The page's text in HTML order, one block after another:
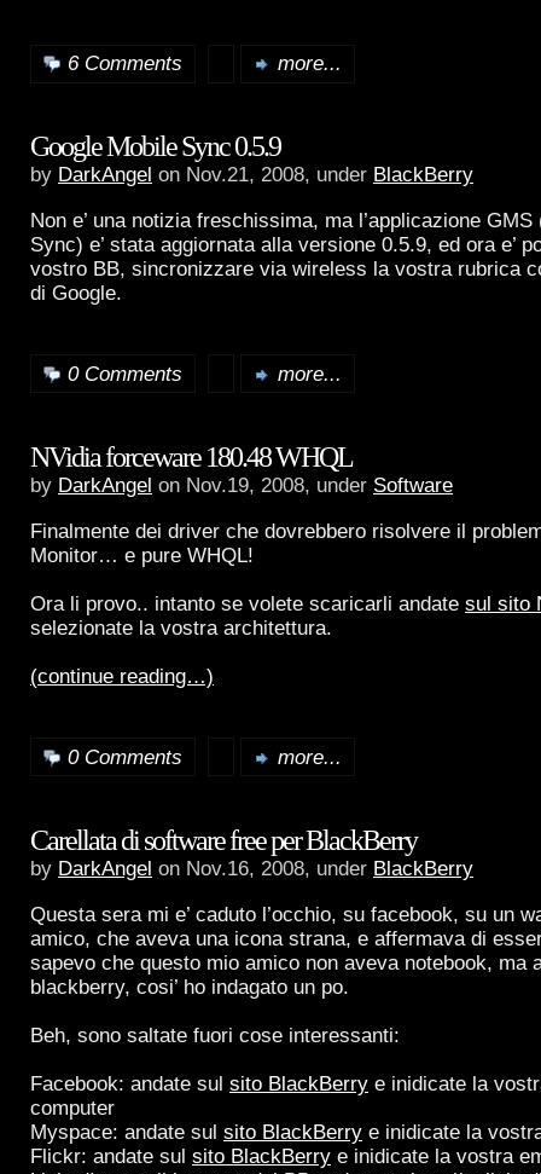
6 Comments more...
Google Mobile Sync 0.5.9
by DarkAngel on Nov.21, 2008, under BlackBerry
Non e’ una notizia freschissima, ma l’applicazione
Sync) e’ stata aggiornata alla versione 0.5.9, ed ora e’
vostro BB, sincronizzare via wireless la vostra rubrica
di Google.
0 Comments more...
NVidia forceware 180.48 WHQL
by DarkAngel on Nov.19, 2008, under Software
Finalmente dei driver che dovrebbero risolvere il
Monitor… e pure WHQL!
Ora li provo.. intanto se volete scaricarli andate sul sito
selezionate la vostra architettura.
(continue reading…)
0 Comments more...
Carellata di software free per BlackBerry
by DarkAngel on Nov.16, 2008, under BlackBerry
Questa sera mi e’ caduto l’occhio, su facebook, su un
amico, che aveva una icona strana, e affermava di
sapevo che questo mio amico non aveva notebook, ma
blackberry, cosi’ ho indagato un po.
Beh, sono saltate fuori cose interessanti:
Facebook: andate sul sito BlackBerry e inidicate la
computer
Myspace: andate sul sito BlackBerry e inidicate la
Flickr: andate sul sito BlackBerry e inidicate la vostra